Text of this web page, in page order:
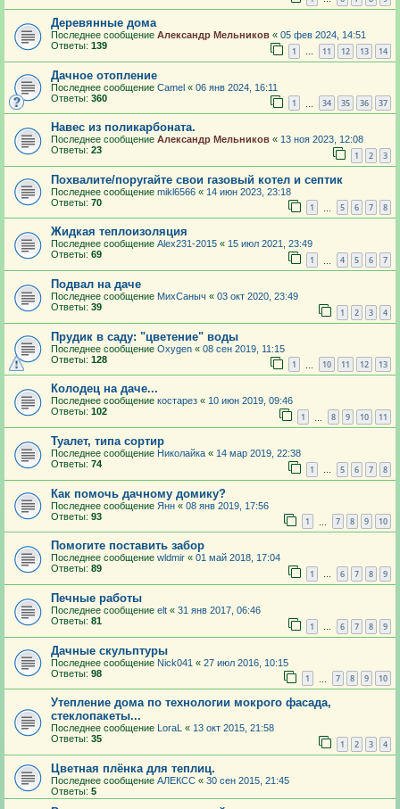
Деревянные дома
Последнее сообщение Александр Мельников « 05 фев 2024, 14:51
Ответы: 139 1 … 11 12 13 14
Дачное отопление
Последнее сообщение Camel « 06 янв 2024, 16:11
Ответы: 360 1 34 35 36 37
Навес из поликарбоната.
Последнее сообщение Александр Мельников « 13 ноя 2023, 12:08
Ответы: 23 1 2 3
Похвалите/поругайте свои газовый котел и септик
Последнее сообщение mikl6566 « 14 июн 2023, 23:18
Ответы: 70 1 5 6 7 8
Жидкая теплоизоляция
Последнее сообщение Alex231-2015 « 15 июл 2021, 23:49
Ответы: 69 1 4 5 6 7
Подвал на даче
Последнее сообщение МихСаныч « 03 окт 2020, 23:49
Ответы: 39 1 2 3 4
Прудик в саду: "цветение" воды
Последнее сообщение Oxygen « 08 сен 2019, 11:15
Ответы: 128 1 10 11 12 13
Колодец на даче...
Последнее сообщение костарез « 10 июн 2019, 09:46
Ответы: 102 1 8 9 10 11
Туалет, типа сортир
Последнее сообщение Николайка « 14 мар 2019, 22:38
Ответы: 74 1 … 5 6 7 8
Как помочь дачному домику?
Последнее сообщение Янн « 08 янв 2019, 17:56
Ответы: 93 1 7 8 9 10
Помогите поставить забор
Последнее сообщение wldmir « 01 май 2018, 17:04
Ответы: 89 1 … 6 7 8 9
Печные работы
Последнее сообщение elt « 31 янв 2017, 06:46
Ответы: 81 1 … 6 7 8 9
Дачные скульптуры
Последнее сообщение Nick041 « 27 июл 2016, 10:15
Ответы: 98 1 7 8 9 10
Утепление дома по технологии мокрого фасада,
стеклопакеты...
Последнее сообщение LoraL « 13 окт 2015, 21:58
Ответы: 35 1 2 3 4
Цветная плёнка для теплиц.
Последнее сообщение АЛЕКСС « 30 сен 2015, 21:45
Ответы: 5